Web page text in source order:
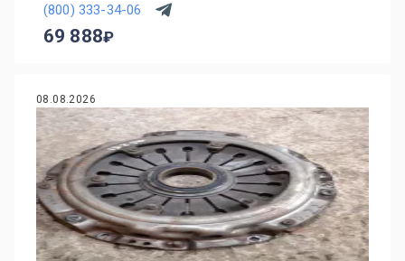
(800) 333-34-06
69 888
08.08.2026